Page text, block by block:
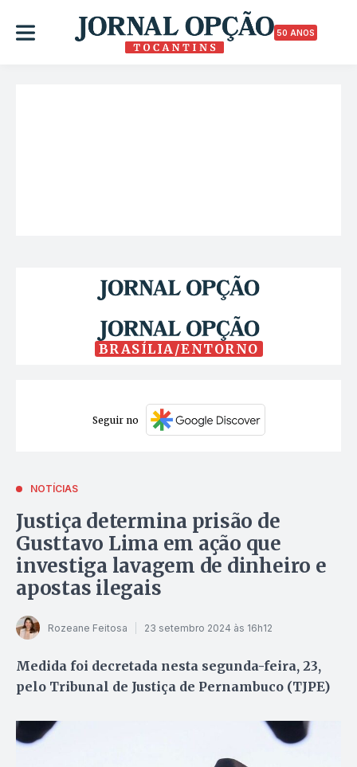
50 ANOS
BRASÍLIA/ENTORNO
Seguir no
NOTÍCIAS
Justiça determina prisão de
Gusttavo Lima em ação que
investiga lavagem de dinheiro e
apostas ilegais
Rozeane Feitosa 23 setembro 2024 às 16h12
Medida foi decretada nesta segunda-feira, 23,
pelo Tribunal de Justiça de Pernambuco (TJPE)